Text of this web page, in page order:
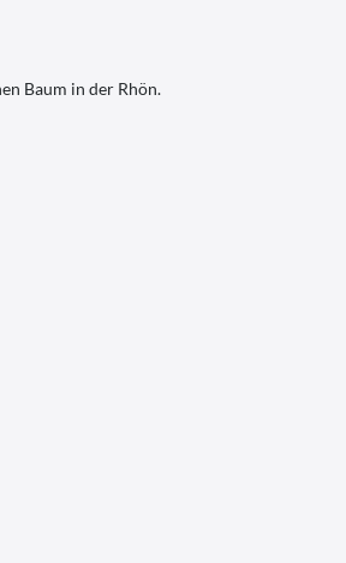
Baum in der Rhön.